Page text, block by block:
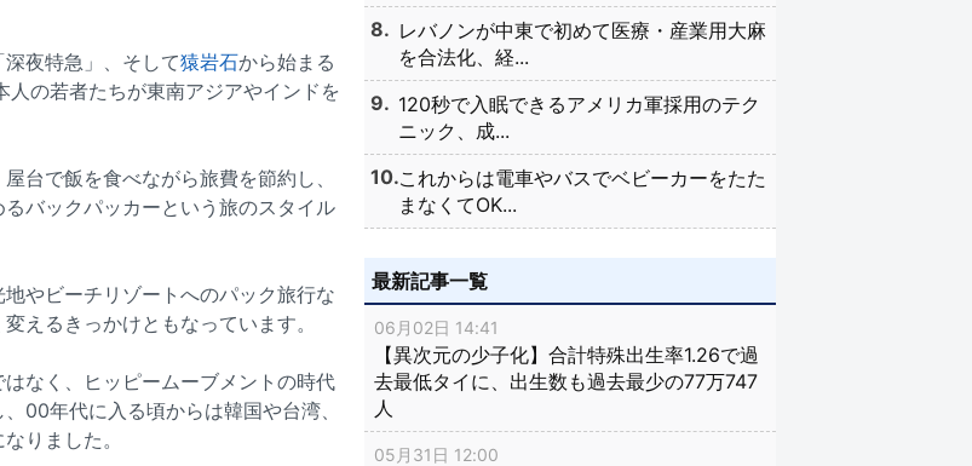
深夜特急」、そして猿岩石から始まる
人の若者たちが東南アジアやインドを
台で飯を食べながら旅費を節約し、
バックパッカーという旅のスタイル
やビーチリゾートへのパック旅行な
えるきっかけともなっています。
なく、ヒッピームーブメントの時代
00年代に入る頃からは韓国や台湾、
りました。
レバノンが中東で初めて医療・産業用大麻
を合法化、経...
120秒で入眠できるアメリカ軍採用のテク
ニック、成...
これからは電車やバスでベビーカーをたた
まなくてOK...
最新記事一覧
06月02日 14:41
【異次元の少子化】合計特殊出生率1.26で過
去最低タイに、出生数も過去最少の77万747
人
05月31日 12:00